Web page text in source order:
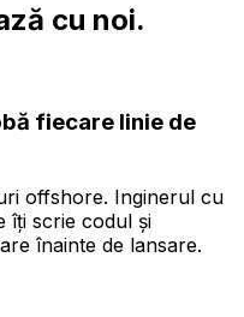
cu noi.
fiecare linie de
offshore. Inginerul cu
îți scrie codul și
înainte de lansare.